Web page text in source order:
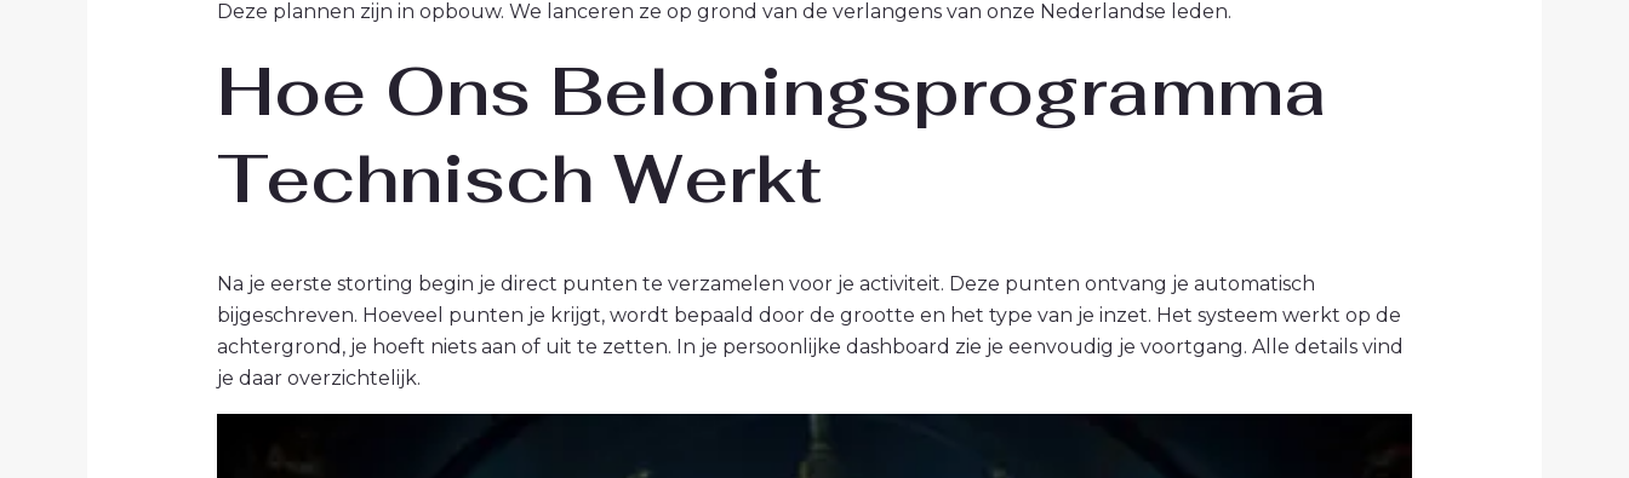
Deze plannen zijn in opbouw. We lanceren ze op grond van de verlangens van onze Nederlandse leden.
Hoe Ons Beloningsprogramma
Technisch Werkt
Na je eerste storting begin je direct punten te verzamelen voor je activiteit. Deze punten ontvang je automatisch
bijgeschreven. Hoeveel punten je krijgt, wordt bepaald door de grootte en het type van je inzet. Het systeem werkt op de
achtergrond, je hoeft niets aan of uit te zetten. In je persoonlijke dashboard zie je eenvoudig je voortgang. Alle details vind
je daar overzichtelijk.